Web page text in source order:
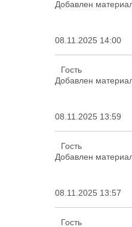
Добавлен
08.11.2025 14:00
Гость
Добавлен
08.11.2025 13:59
Гость
Добавлен
08.11.2025 13:57
Гость